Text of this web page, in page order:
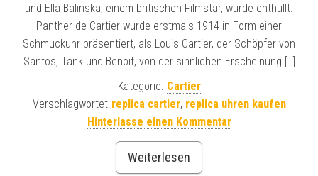
und Ella Balinska, einem britischen Filmstar, wurde enthüllt.
Panther de Cartier wurde erstmals 1914 in Form einer
Schmuckuhr präsentiert, als Louis Cartier, der Schöpfer von
Santos, Tank und Benoit, von der sinnlichen Erscheinung […]
Kategorie: Cartier
Verschlagwortet replica cartier, replica uhren kaufen
Hinterlasse einen Kommentar
Weiterlesen